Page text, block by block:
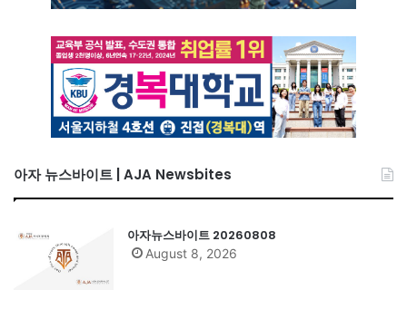
아자 뉴스바이트 | AJA Newsbites
아자뉴스바이트 20260808
August 8, 2026